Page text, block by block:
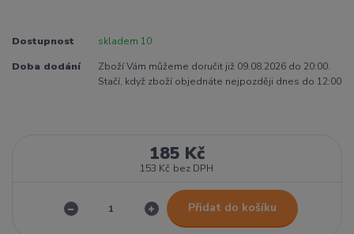
Dostupnost skladem 10
Doba dodání
Zboží Vám můžeme doručit již 09.08.2026 do 20:00.
Stačí, když zboží objednáte nejpozději dnes do 12:00
185 Kč
153 Kč bez DPH
Přidat do košíku